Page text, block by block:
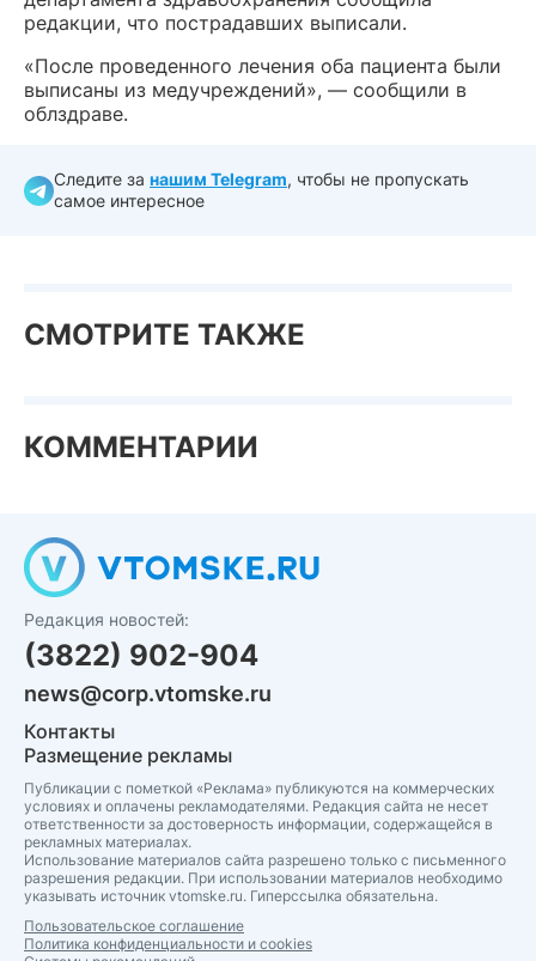
редакции, что пострадавших выписали.
«После проведенного лечения оба пациента были
выписаны из медучреждений», — сообщили в
облздраве.
Следите за нашим Telegram, чтобы не пропускать
самое интересное
СМОТРИТЕ ТАКЖЕ
КОММЕНТАРИИ
Редакция новостей:
(3822) 902-904
news@corp.vtomske.ru
Контакты
Размещение рекламы
Публикации с пометкой «Реклама» публикуются на коммерческих
условиях и оплачены рекламодателями. Редакция сайта не несет
ответственности за достоверность информации, содержащейся в
рекламных материалах.
Использование материалов сайта разрешено только с письменного
разрешения редакции. При использовании материалов необходимо
указывать источник vtomske.ru. Гиперссылка обязательна.
Пользовательское соглашение
Политика конфиденциальности и cookies